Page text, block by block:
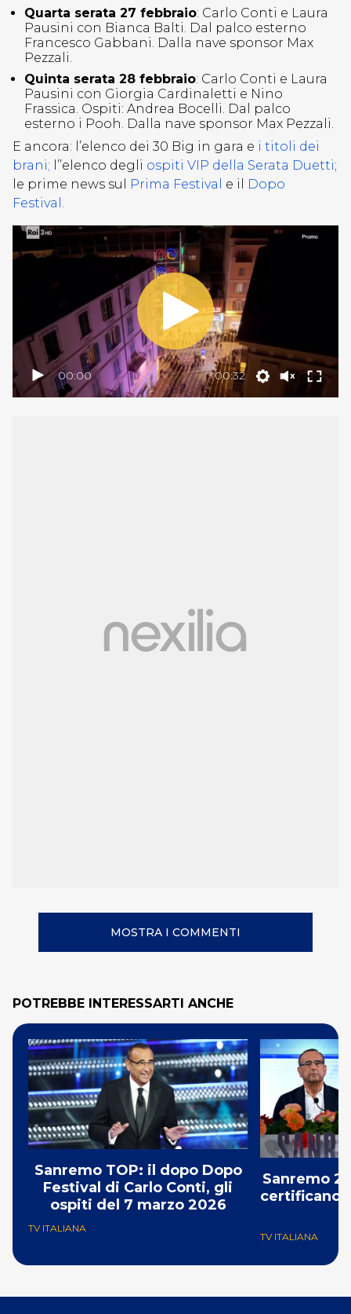
Quarta serata 27 febbraio: Carlo Conti e Laura
Pausini con Bianca Balti. Dal palco esterno
Francesco Gabbani. Dalla nave sponsor Max
Pezzali.
Quinta serata 28 febbraio: Carlo Conti e Laura
Pausini con Giorgia Cardinaletti e Nino
Frassica. Ospiti: Andrea Bocelli. Dal palco
esterno i Pooh. Dalla nave sponsor Max Pezzali.
E ancora: l’elenco dei 30 Big in gara e i titoli dei
brani; l’’elenco degli ospiti VIP della Serata Duetti;
le prime news sul
Prima Festival e il
Dopo
Festival.
00:00 00:32
MOSTRA I COMMENTI
POTREBBE INTERESSARTI ANCHE
Sanremo TOP: il dopo Dopo
Festival di Carlo Conti, gli
ospiti del 7 marzo 2026
TV ITALIANA
Sanremo
certificano
TV ITALIANA